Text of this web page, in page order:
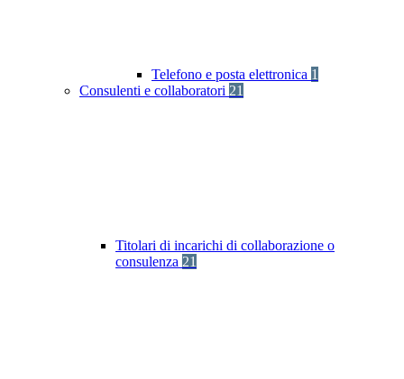
Telefono e posta elettronica 1
Consulenti e collaboratori 21
Titolari di incarichi di collaborazione o
consulenza 21